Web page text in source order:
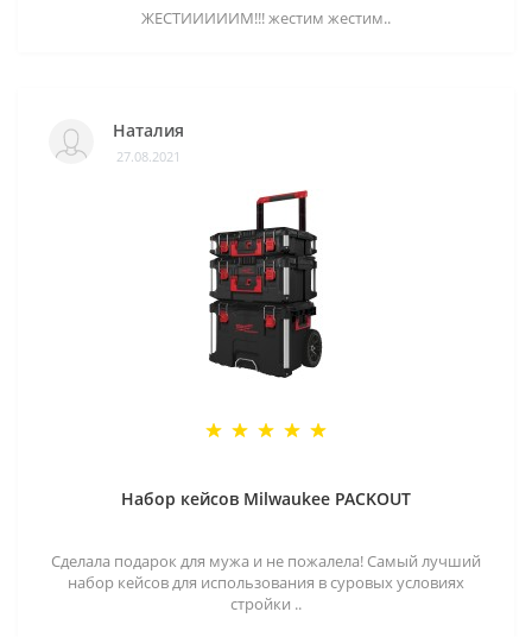
ЖЕСТИИИИИМ!!! жестим жестим..
Наталия
27.08.2021
Набор кейсов Milwaukee PACKOUT
Сделала подарок для мужа и не пожалела! Самый лучший
набор кейсов для использования в суровых условиях
стройки ..